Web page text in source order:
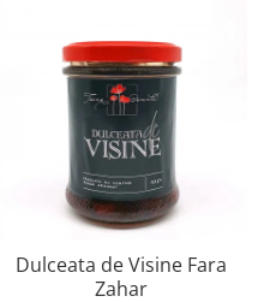
Dulceata de Visine Fara
Zahar